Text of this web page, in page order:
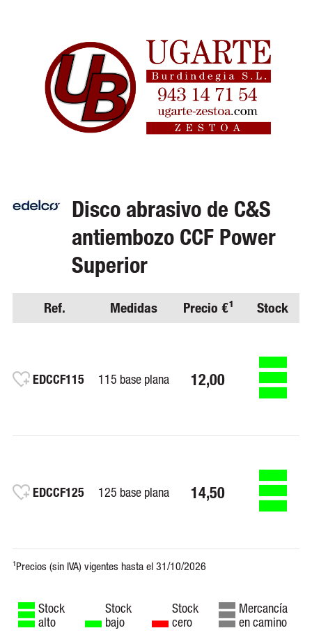
Disco abrasivo de C&S
antiembozo CCF Power
Superior
Ref. Medidas Precio €¹ Stock
EDCCF115 115 base plana 12,00
EDCCF125 125 base plana 14,50
Stock
alto
Stock
bajo
Stock
cero
Mercancía
en camino